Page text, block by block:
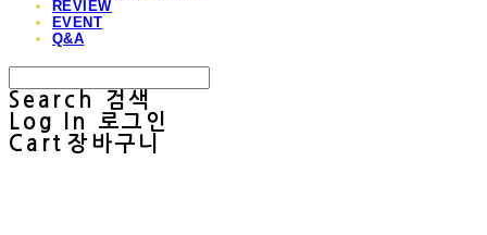
REVIEW
EVENT
Q&A
Search
검색
Log In
로그인
Cart 장바구니